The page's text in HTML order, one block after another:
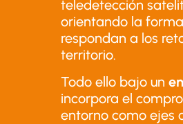
teledetección
orientando la
respondan a los
territorio.
Todo ello bajo un
incorpora el
entorno como ejes